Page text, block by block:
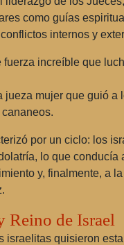
como guías
internos y
fuerza increíble que
jueza mujer que guió a
por un ciclo: los
lo que conducía
y, finalmente, a
Reino de Israel
israelitas quisieron